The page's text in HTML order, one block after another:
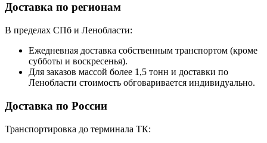
Доставка по регионам
В пределах СПб и Ленобласти:
Ежедневная доставка собственным транспортом (кроме
субботы и воскресенья).
Для заказов массой более 1,5 тонн и доставки по
Ленобласти стоимость обговаривается индивидуально.
Доставка по России
Транспортировка до терминала ТК: